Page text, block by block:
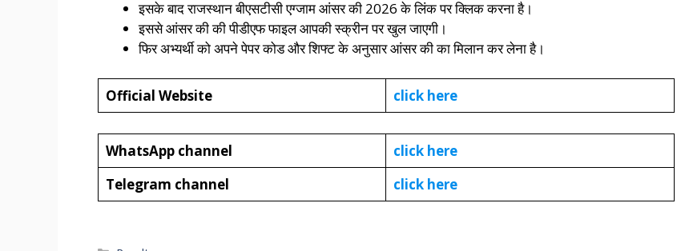
इसके बाद राजस्थान बीएसटीसी एग्जाम आंसर की 2026 के लिंक पर क्लिक करना है।
इससे आंसर की की पीडीएफ फाइल आपकी स्क्रीन पर खुल जाएगी।
फिर अभ्यर्थी को अपने पेपर कोड और शिफ्ट के अनुसार आंसर की का मिलान कर लेना है।
Official Website click here
WhatsApp channel
click here
Telegram channel
click here